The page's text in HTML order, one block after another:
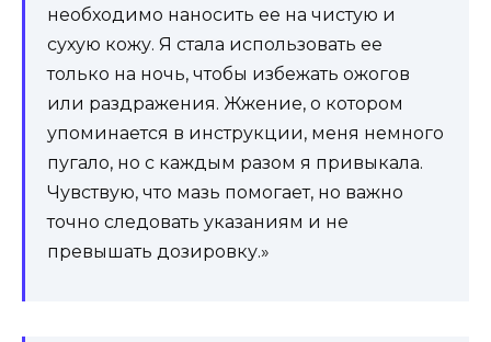
необходимо наносить ее на чистую и
сухую кожу. Я стала использовать ее
только на ночь, чтобы избежать ожогов
или раздражения. Жжение, о котором
упоминается в инструкции, меня немного
пугало, но с каждым разом я привыкала.
Чувствую, что мазь помогает, но важно
точно следовать указаниям и не
превышать дозировку.»